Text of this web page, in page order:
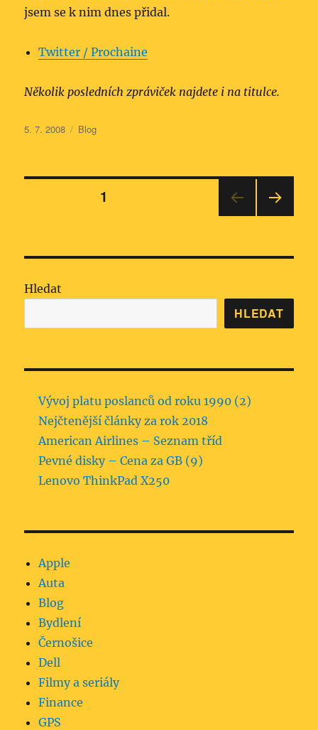
jsem se k nim dnes přidal.
Twitter / Prochaine
Několik posledních zpráviček najdete i na titulce.
Publikováno:
5. 7. 2008 Rubriky:
Blog
Stránkování
1
NKA
Hledat
HLEDAT
Vývoj platu poslanců od roku 1990 (2)
Nejčtenější články za rok 2018
American Airlines – Seznam tříd
Pevné disky – Cena za GB (9)
Lenovo ThinkPad X250
Apple
Auta
Blog
Bydlení
Černošice
Dell
Filmy a seriály
Finance
GPS